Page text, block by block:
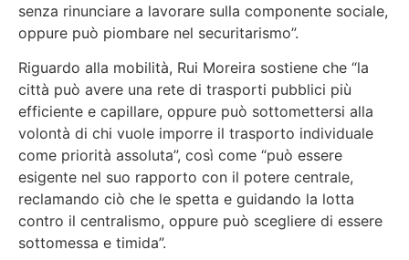
senza rinunciare a lavorare sulla componente sociale,
oppure può piombare nel securitarismo”.
Riguardo alla mobilità, Rui Moreira sostiene che “la
città può avere una rete di trasporti pubblici più
efficiente e capillare, oppure può sottomettersi alla
volontà di chi vuole imporre il trasporto individuale
come priorità assoluta”, così come “può essere
esigente nel suo rapporto con il potere centrale,
reclamando ciò che le spetta e guidando la lotta
contro il centralismo, oppure può scegliere di essere
sottomessa e timida”.